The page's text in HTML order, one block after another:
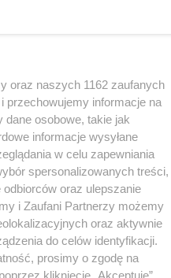
oraz naszych 1162 zaufanych
przechowujemy informacje na
osobowe, takie jak
informacje wysyłane
w celu zapewniania
spersonalizowanych treści,
oraz ulepszanie
i Zaufani Partnerzy możemy
oraz aktywnie
do celów identyfikacji.
prosimy o zgodę na
kliknięcie „Akceptuję”.